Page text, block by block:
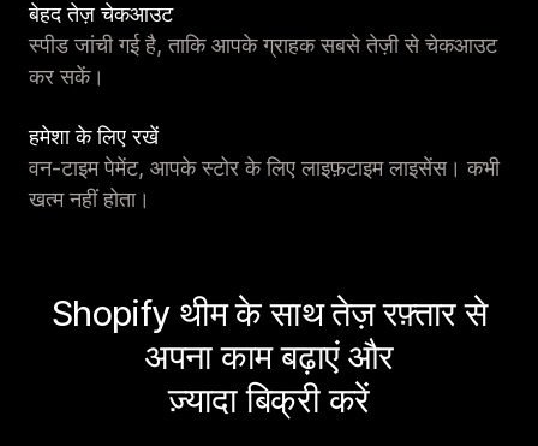
बेहद तेज़ चेकआउट
स्पीड जांची गई है, ताकि आपके ग्राहक सबसे तेज़ी से चेकआउट
कर सकें।
हमेशा के लिए रखें
वन-टाइम पेमेंट, आपके स्टोर के लिए लाइफ़टाइम लाइसेंस। कभी
खत्म नहीं होता।
Shopify थीम के साथ तेज़ रफ़्तार से
अपना काम बढ़ाएं और
ज़्यादा बिक्री करें